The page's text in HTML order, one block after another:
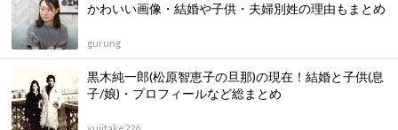
かわいい画像・結婚や子供・夫婦別姓の理由もまとめ
gurung
黒木純一郎(松原智恵子の旦那)の現在！結婚と子供(息
子/娘)・プロフィールなど総まとめ